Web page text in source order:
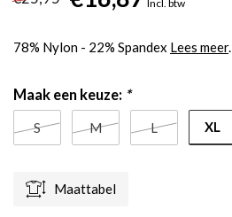
Incl. btw
78% Nylon - 22% Spandex Lees meer.
Maak een keuze: *
S M L XL
Maattabel